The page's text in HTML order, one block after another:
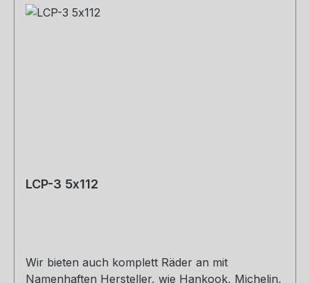
LCP-3 5x112
Wir bieten auch komplett Räder an mit
Namenhaften Hersteller, wie Hankook, Michelin,